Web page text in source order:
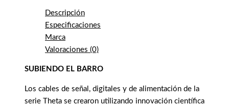
Descripción
Especificaciones
Marca
Valoraciones (0)
SUBIENDO EL BARRO
Los cables de señal, digitales y de alimentación de la
serie Theta se crearon utilizando innovación científica